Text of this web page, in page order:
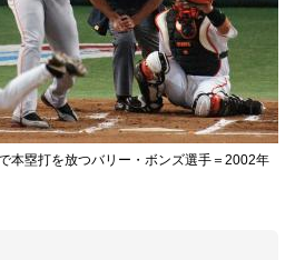
本塁打を放つバリー・ボンズ選手＝2002年